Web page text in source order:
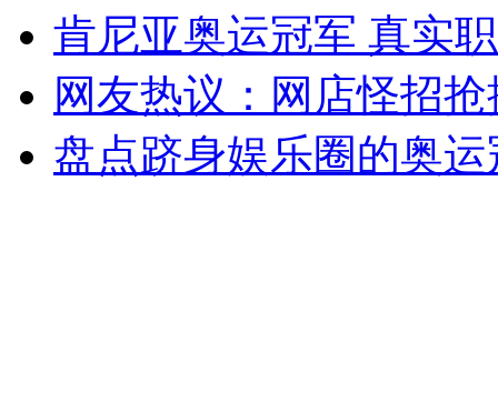
肯尼亚奥运冠军 真实
网友热议：网店怪招
盘点跻身娱乐圈的奥运